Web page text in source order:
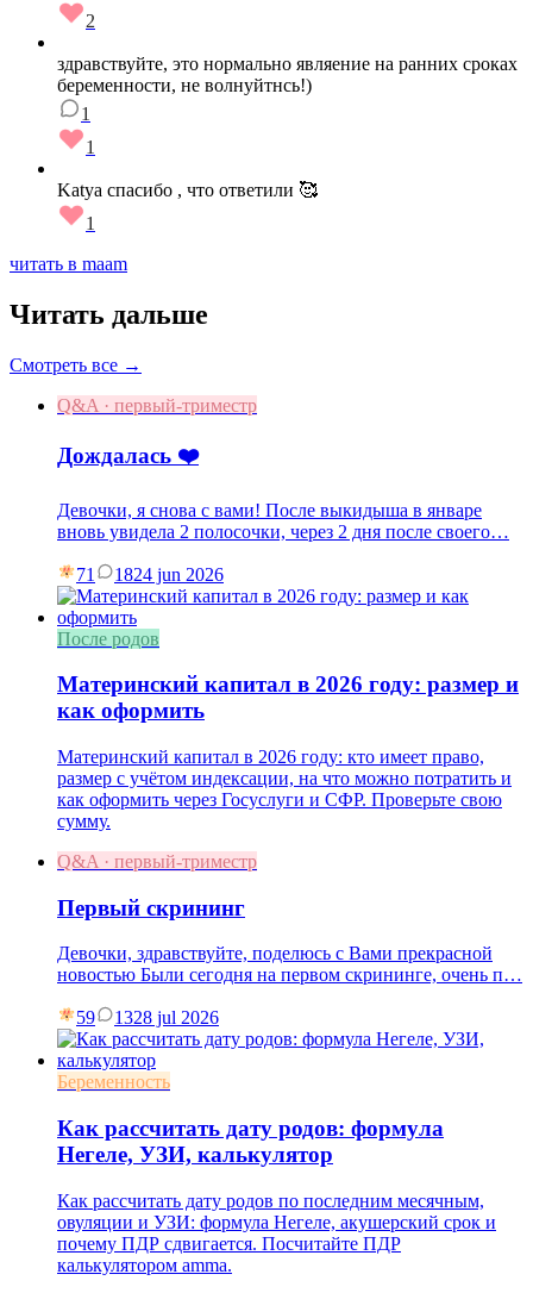
2
здравствуйте, это нормально являение на ранних сроках
беременности, не волнуйтнсь!)
1
1
Katya спасибо , что ответили 🥰
1
читать в maam
Читать дальше
Смотреть все →
Q&A · первый-триместр
Дождалась ❤️
Девочки, я снова с вами! После выкидыша в январе
вновь увидела 2 полосочки, через 2 дня после своего…
71 1824 jun 2026
После родов
Материнский капитал в 2026 году: размер и
как оформить
Материнский капитал в 2026 году: кто имеет право,
размер с учётом индексации, на что можно потратить и
как оформить через Госуслуги и СФР. Проверьте свою
сумму.
Q&A · первый-триместр
Первый скрининг
Девочки, здравствуйте, поделюсь с Вами прекрасной
новостью Были сегодня на первом скрининге, очень п…
59 1328 jul 2026
Беременность
Как рассчитать дату родов: формула
Негеле, УЗИ, калькулятор
Как рассчитать дату родов по последним месячным,
овуляции и УЗИ: формула Негеле, акушерский срок и
почему ПДР сдвигается. Посчитайте ПДР
калькулятором amma.